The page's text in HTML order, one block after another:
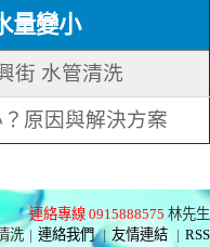
量變小
街 水管清洗
原因與解決方案
連絡專線 0915888575 林先生
洗 | 連絡我們 | 友情連結 | RSS